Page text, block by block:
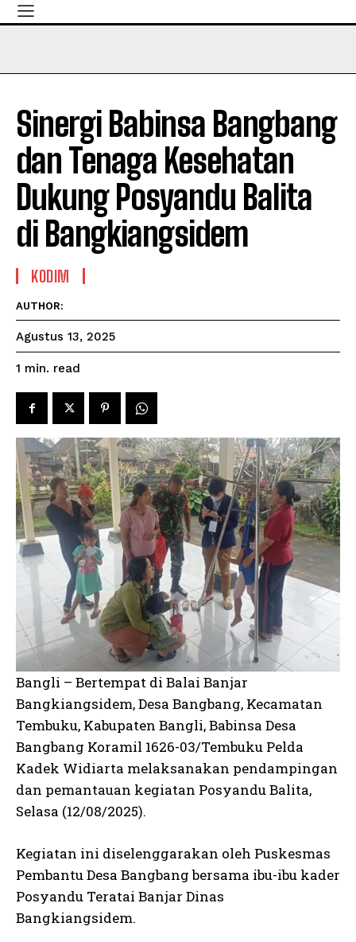
Sinergi Babinsa Bangbang
dan Tenaga Kesehatan
Dukung Posyandu Balita
di Bangkiangsidem
KODIM
AUTHOR:
Agustus 13, 2025
1 min. read
Bangli – Bertempat di Balai Banjar
Bangkiangsidem, Desa Bangbang, Kecamatan
Tembuku, Kabupaten Bangli, Babinsa Desa
Bangbang Koramil 1626-03/Tembuku Pelda
Kadek Widiarta melaksanakan pendampingan
dan pemantauan kegiatan Posyandu Balita,
Selasa (12/08/2025).
Kegiatan ini diselenggarakan oleh Puskesmas
Pembantu Desa Bangbang bersama ibu-ibu kader
Posyandu Teratai Banjar Dinas
Bangkiangsidem.